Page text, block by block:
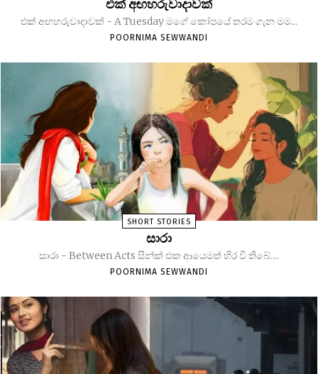
එක් අඟහරුවාදාවක්
එක් අඟහරුවාදාවක් - A Tuesday මගේ කෝපයේ තරම ගැන මම...
POORNIMA SEWWANDI
SHORT STORIES
සාරා
සාරා - Between Acts සින්ක් එක ආයෙමත් හිර වී තිබේ....
POORNIMA SEWWANDI